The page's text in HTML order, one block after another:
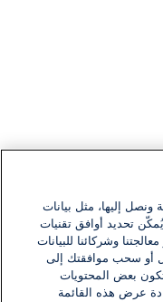
ونصل إليها، مثل بيانات
تحديد أوافق تقنيات
وشركائنا للبيانات
أو سحب موافقتك إلى
تكون بعض المحتويات
عرض هذه القائمة